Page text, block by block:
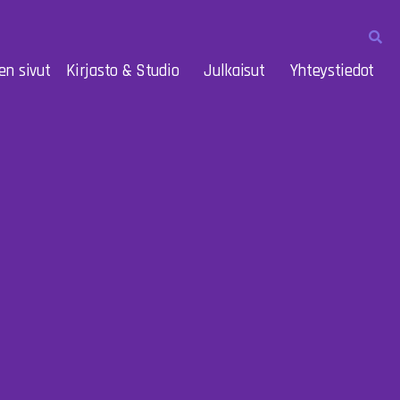
sivut Kirjasto & Studio Julkaisut Yhteystiedot